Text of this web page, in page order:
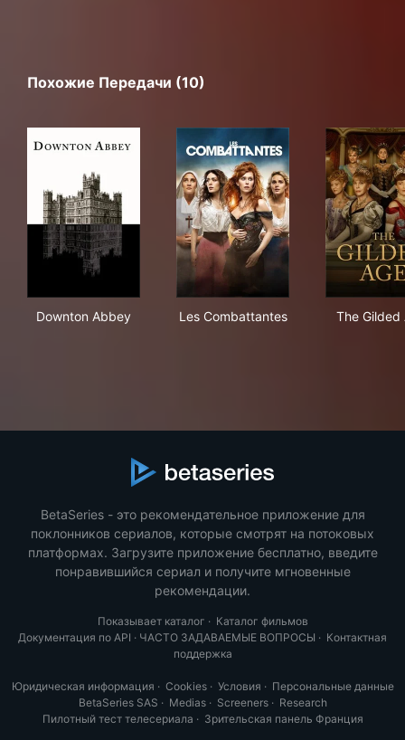
Похожие Передачи (10)
Downton Abbey Les Combattantes The Gilded
BetaSeries - это рекомендательное приложение для
поклонников сериалов, которые смотрят на потоковых
платформах. Загрузите приложение бесплатно, введите
понравившийся сериал и получите мгновенные
рекомендации.
Показывает каталог · Каталог фильмов
Документация по API · ЧАСТО ЗАДАВАЕМЫЕ ВОПРОСЫ · Контактная
поддержка
Юридическая информация · Cookies· Условия · Персональные данные
BetaSeries SAS · Medias· Screeners· Research
Пилотный тест телесериала · Зрительская панель Франция